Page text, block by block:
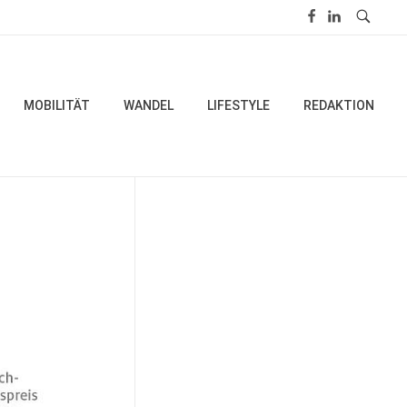
MOBILITÄT WANDEL LIFESTYLE REDAKTION